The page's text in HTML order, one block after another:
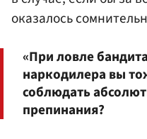
оказалось
«При ловле
наркодилера вы
соблюдать
препинания?